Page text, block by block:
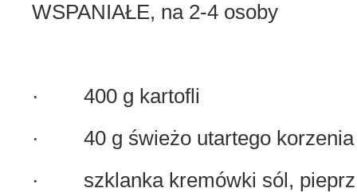
WSPANIAŁE, na 2-4 osoby
· 400 g kartofli
· 40 g świeżo utartego korzenia
· szklanka kremówki sól, pieprz